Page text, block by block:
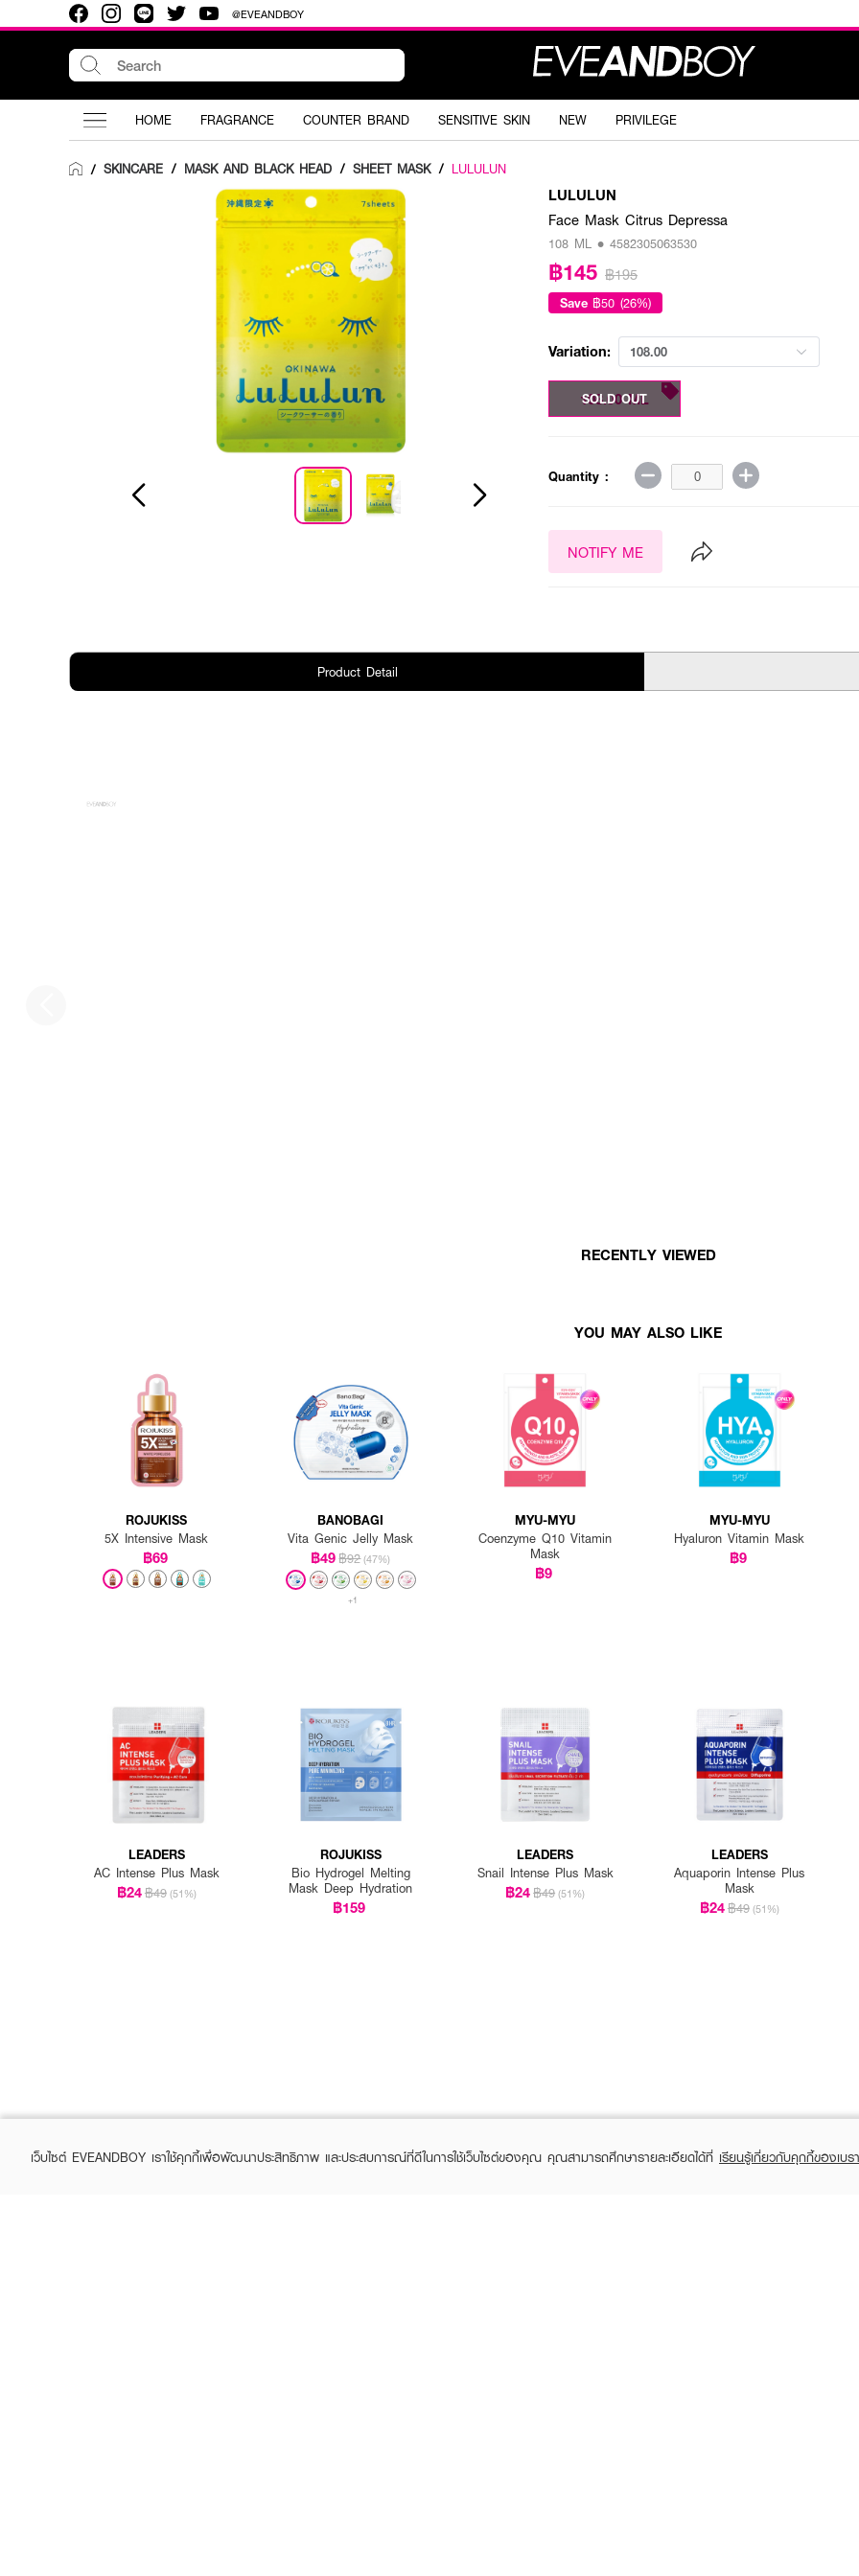
@EVEANDBOY
HOME FRAGRANCE COUNTER BRAND SENSITIVE SKIN NEW PRIVILEGE
/ SKINCARE / MASK AND BLACK HEAD / SHEET MASK / LULULUN
LULULUN
Face Mask Citrus Depressa
108 ML • 4582305063530
฿145 ฿195
Save ฿50 (26%)
Variation: 108.00
108.00 ML
SOLD OUT
Quantity :
NOTIFY ME
Product Detail
RECENTLY VIEWED
YOU MAY ALSO LIKE
ROJUKISS
5X Intensive Mask
฿69
BANOBAGI
Vita Genic Jelly Mask
฿49฿92 (47%)
+1
MYU-MYU
Coenzyme Q10 Vitamin
Mask
฿9
MYU-MYU
Hyaluron Vitamin Mask
฿9
LEADERS
AC Intense Plus Mask
฿24฿49 (51%)
ROJUKISS
Bio Hydrogel Melting
Mask Deep Hydration
฿159
LEADERS
Snail Intense Plus Mask
฿24฿49 (51%)
LEADERS
Aquaporin Intense Plus
Mask
฿24฿49 (51%)
เว็บไซต์ EVEANDBOY เราใช้คุกกี้เพื่อพัฒนาประสิทธิภาพ และประสบการณ์ที่ดีในการใช้เว็บไซต์ของคุณ คุณสามารถศึกษารายละเอียดได้ที่ เรียนรู้เกี่ยวกับคุกกี้ของเบร